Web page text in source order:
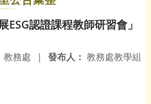
認證課程教師研習會」
發布人： 教務處教學組
教務處 |